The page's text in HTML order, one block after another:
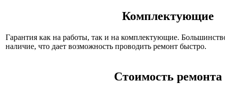
Комплектующие
Гарантия как на работы, так и на комплектующие.
наличие, что дает возможность проводить ремонт быстро.
Стоимость ремонта